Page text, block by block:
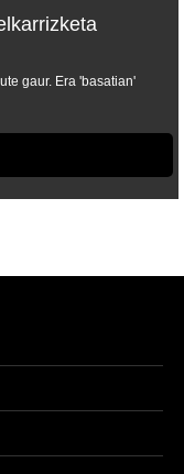
gaur. Era 'basatian'